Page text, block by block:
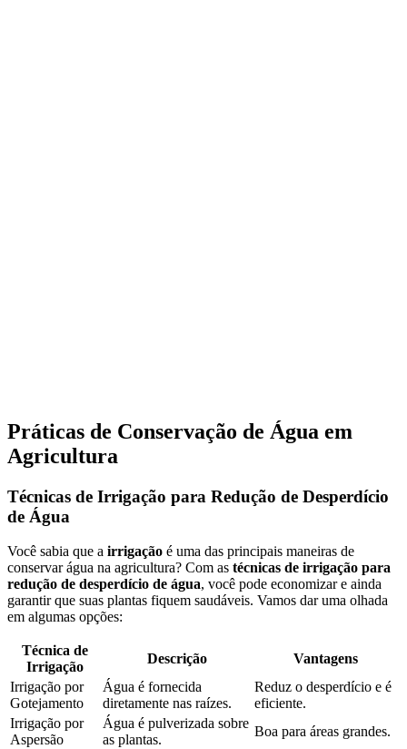
Práticas de Conservação de Água em
Agricultura
Técnicas de Irrigação para Redução de Desperdício
de Água
Você sabia que a irrigação é uma das principais maneiras de
conservar água na agricultura? Com as técnicas de irrigação para
redução de desperdício de água, você pode economizar e ainda
garantir que suas plantas fiquem saudáveis. Vamos dar uma olhada
em algumas opções:
Técnica de
Irrigação
Descrição
Vantagens
Irrigação por
Gotejamento
Água é fornecida
diretamente nas raízes.
Reduz o desperdício e é
eficiente.
Irrigação por
Aspersão
Água é pulverizada sobre
as plantas.
Boa para áreas grandes.